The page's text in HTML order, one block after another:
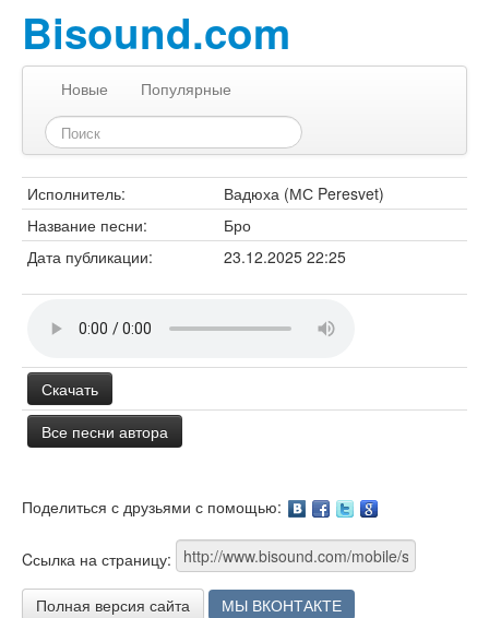
Bisound.com
Новые Популярные
Исполнитель:
Вадюха (МС Peresvet)
Название песни:
Бро
Дата публикации:
23.12.2025 22:25
Скачать
Все песни автора
Поделиться с друзьями с помощью:
Cсылка на страницу:
Полная версия сайта МЫ ВКОНТАКТЕ